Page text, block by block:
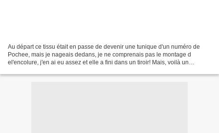
Au départ ce tissu était en passe de devenir une tunique d'un numéro de
Pochee, mais je nageais dedans, je ne comprenais pas le montage d
el'encolure, j'en ai eu assez et elle a fini dans un tiroir! Mais, voilà un